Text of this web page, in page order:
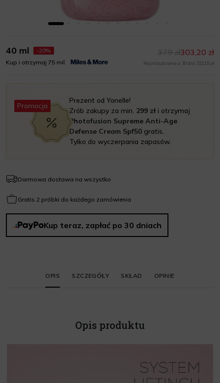
40 ml
-20%
Kup i otrzymaj 75 mil
303,20 zł
379 zł
Najniższa cena z 30 dni: 322,15 zł
Promocja
Prezent od Yonelle!
Zrób zakupy za min. 299 zł i otrzymaj
Photofusion Supreme Anti-Age
Defense Cream Spf50 gratis.
Tylko do wyczerpania zapasów.
Darmowa dostawa na wszystko
Gratis 2 próbki do każdego zamówienia
Kup teraz, zapłać po 30 dniach
OPIS SZCZEGÓŁY SKŁAD OPINIE
Opis produktu